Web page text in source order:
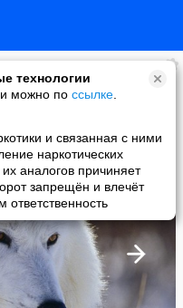
технологии
можно по ссылке
и связанная с ними
наркотических
аналогов причиняет
запрещён и влечёт
ответственность